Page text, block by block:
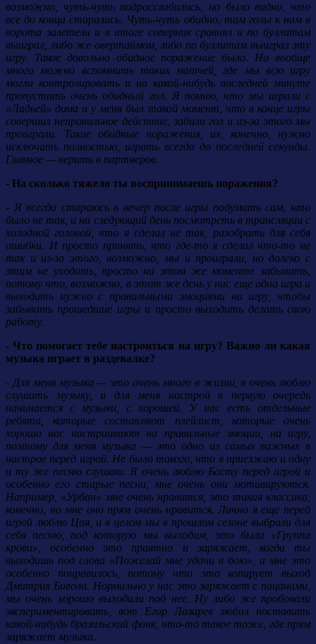
возможно, чуть-чуть подрасслабились, но было видно, что
все до конца старались. Чуть-чуть обидно, там голы к нам в
ворота залетели и в итоге соперник сравнял и по буллитам
выиграл, либо же овертаймом, либо по буллитам выиграл эту
игру. Такое довольно обидное поражение было. Но вообще
много можно вспомнить таких матчей, где мы всю игру
могли контролировать и на какой-нибудь последней минуте
пропустить очень обидный гол. Я помню, что мы играли с
«Ладьей» дома и у меня был такой момент, что в конце игры
совершил неправильное действие, забили гол и из-за этого мы
проиграли. Такие обидные поражения, их, конечно, нужно
исключать полностью, играть всегда до последней секунды.
Главное — верить в партнеров.
- На сколько тяжело ты воспринимаешь поражения?
- Я всегда стараюсь в вечер после игры подумать сам, что
было не так, и на следующий день посмотреть в трансляции с
холодной головой, что я сделал не так, разобрать для себя
ошибки. И просто принять, что где-то я сделал что-то не
так и из-за этого, возможно, мы и проиграли, но далеко с
этим не уходить, просто на этом же моменте забывать,
потому что, возможно, в этот же день у нас еще одна игра и
выходить нужно с правильными эмоциями на игру, чтобы
забывать прошедшие игры и просто выходить делать свою
работу.
- Что помогает тебе настроиться на игру? Важно ли какая
музыка играет в раздевалке?
- Для меня музыка — это очень много в жизни, я очень люблю
слушать музыку, и для меня настрой в первую очередь
начинается с музыки, с хорошей. У нас есть отдельные
ребята, которые составляют плейлист, которые очень
хорошо нас настраивают на правильные эмоции, на игру,
поэтому для меня музыка — это одно из самых важных в
настрое перед игрой. Не было такого, что я приезжаю и одну
и ту же песню слушаю. Я очень люблю Басту перед игрой и
особенно его старые песни, мне очень они мотивируются.
Например, «Урбан» мне очень нравится, это такая классика,
конечно, но мне оно прям очень нравится. Лично я еще перед
игрой люблю Цоя, и в целом мы в прошлом сезоне выбрали для
себя песню, под которую мы выходим, это была «Группа
крови», особенно это приятно и заряжает, когда ты
выходишь под слова «Пожелай мне удачи в бою», и мне это
особенно понравилось, потому что это копирует выход
Дмитрия Бивола. Нормально у нас это заряжает с пацанами,
мы очень хорошо выходили под нее. Ну либо же пробовали
экспериментировать, вот Егор Лазарев любил поставить
какой-нибудь бразильский фонк, что-то такое тоже, где прям
заряжает музыка.